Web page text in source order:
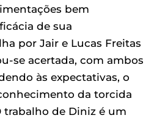
bem
de sua
por Jair e Lucas Freitas
se acertada, com ambos
às expectativas, o
da torcida
trabalho de Diniz é um